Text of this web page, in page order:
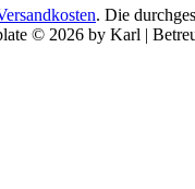
. Die
© 2026 by Karl |